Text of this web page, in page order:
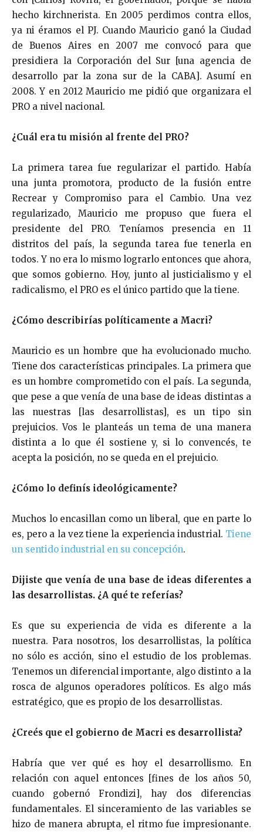
hecho kirchnerista. En 2005 perdimos contra ellos,
ya ni éramos el PJ. Cuando Mauricio ganó la Ciudad
de Buenos Aires en 2007 me convocó para que
presidiera la Corporación del Sur [una agencia de
desarrollo par la zona sur de la CABA]. Asumí en
2008. Y en 2012 Mauricio me pidió que organizara el
PRO a nivel nacional.
¿Cuál era tu misión al frente del PRO?
La primera tarea fue regularizar el partido. Había
una junta promotora, producto de la fusión entre
Recrear y Compromiso para el Cambio. Una vez
regularizado, Mauricio me propuso que fuera el
presidente del PRO. Teníamos presencia en 11
distritos del país, la segunda tarea fue tenerla en
todos. Y no era lo mismo lograrlo entonces que ahora,
que somos gobierno. Hoy, junto al justicialismo y el
radicalismo, el PRO es el único partido que la tiene.
¿Cómo describirías políticamente a Macri?
Mauricio es un hombre que ha evolucionado mucho.
Tiene dos características principales. La primera que
es un hombre comprometido con el país. La segunda,
que pese a que venía de una base de ideas distintas a
las nuestras [las desarrollistas], es un tipo sin
prejuicios. Vos le planteás un tema de una manera
distinta a lo que él sostiene y, si lo convencés, te
acepta la posición, no se queda en el prejuicio.
¿Cómo lo definís ideológicamente?
Muchos lo encasillan como un liberal, que en parte lo
es, pero a la vez tiene la experiencia industrial. Tiene
un sentido industrial en su concepción.
Dijiste que venía de una base de ideas diferentes a
las desarrollistas. ¿A qué te referías?
Es que su experiencia de vida es diferente a la
nuestra. Para nosotros, los desarrollistas, la política
no sólo es acción, sino el estudio de los problemas.
Tenemos un diferencial importante, algo distinto a la
rosca de algunos operadores políticos. Es algo más
estratégico, que es propio de los desarrollistas.
¿Creés que el gobierno de Macri es desarrollista?
Habría que ver qué es hoy el desarrollismo. En
relación con aquel entonces [fines de los años 50,
cuando gobernó Frondizi], hay dos diferencias
fundamentales. El sinceramiento de las variables se
hizo de manera abrupta, el ritmo fue impresionante.